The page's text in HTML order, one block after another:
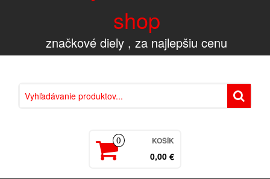
shop
značkové diely , za najlepšiu cenu
0 KOŠÍK
0,00 €